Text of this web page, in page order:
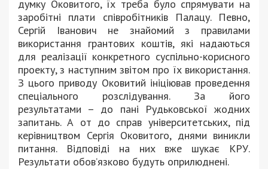
думку Оковитого, їх треба було спрямувати на
заробітні плати співробітників Палацу. Певно,
Сергій Іванович не знайомий з правилами
використання грантових коштів, які надаються
для реалізації конкретного суспільно-корисного
проекту, з наступним звітом про їх використання.
З цього приводу Оковитий ініціював проведення
спеціального розслідування. За його
результатами – до пані Рудьковської жодних
запитань. А от до справ університетських, під
керівництвом Сергія Оковитого, днями виникли
питання. Відповіді на них вже шукає КРУ.
Результати обов’язково будуть оприлюднені.